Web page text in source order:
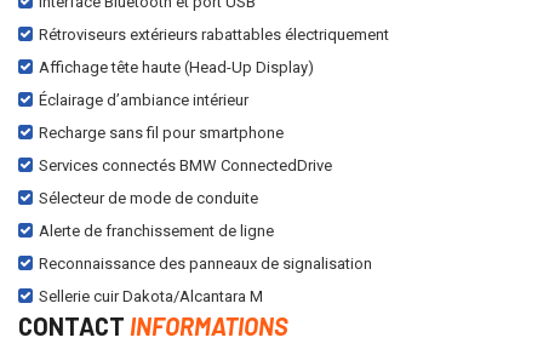
Rétroviseurs extérieurs rabattables électriquement
Affichage tête haute (Head-Up Display)
Éclairage d’ambiance intérieur
Recharge sans fil pour smartphone
Services connectés BMW ConnectedDrive
Sélecteur de mode de conduite
Alerte de franchissement de ligne
Reconnaissance des panneaux de signalisation
Sellerie cuir Dakota/Alcantara M
CONTACT INFORMATIONS